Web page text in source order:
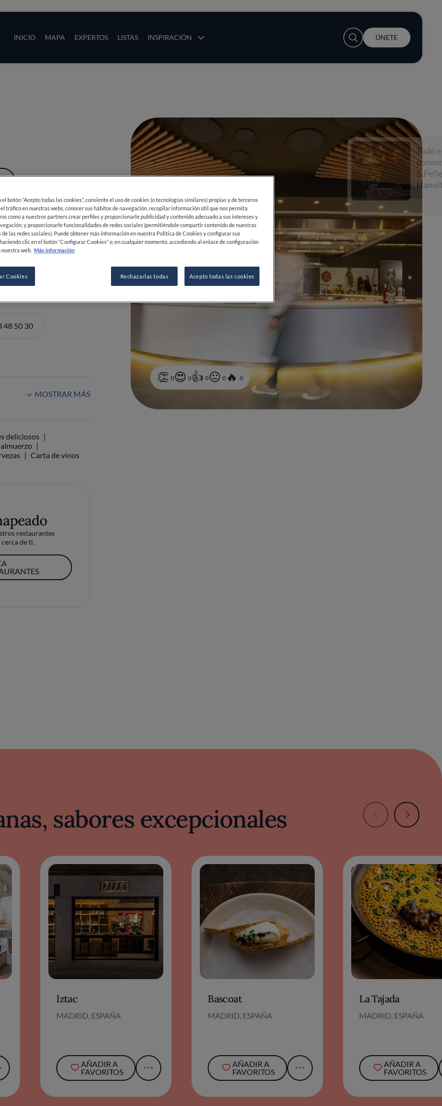
INICIO MAPA EXPERTOS LISTAS INSPIRACIÓN
User account menu
ÚNETE
0 0 0 0 0
Todo empieza con una
conversación con
S.Pellegrino y Lewis
España
24:00
48 50 30
MOSTRAR MÁS
deliciosos
Carta de vinos
restaurantes
de ti.
sabores excepcionales
Iztac
MADRID, ESPAÑA
AÑADIR A
FAVORITOS
Bascoat
MADRID, ESPAÑA
AÑADIR A
FAVORITOS
La Tajada
MADRID, ESPAÑA
AÑADIR A
FAVORITOS
el botón “Acepto todas las cookies”, consiente el uso de cookies (o tecnologías similares) propias y de terceros
tráfico en nuestras webs, conocer sus hábitos de navegación, recopilar información útil que nos permita
como a nuestros partners crear perfiles y proporcionarle publicidad y contenido adecuado a sus intereses y
y proporcionarle funcionalidades de redes sociales (permitiéndole compartir contenido de nuestras
de las redes sociales). Puede obtener más información en nuestra Política de Cookies y configurar sus
clic en el botón “Configurar Cookies” o, en cualquier momento, accediendo al enlace de configuración
web. Más información
Cookies Rechazarlas todas Acepto todas las cookies